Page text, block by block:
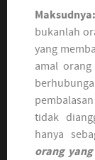
Maksudnya:
bukanlah
yang
amal
tidak
hanya
orang